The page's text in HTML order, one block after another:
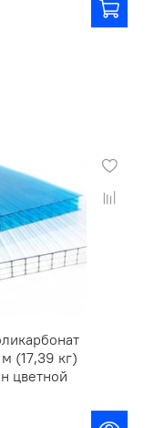
(17,39 кг)
цветной